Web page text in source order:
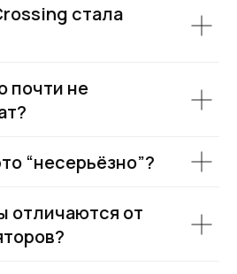
стала
почти не
“несерьёзно”?
отличаются от